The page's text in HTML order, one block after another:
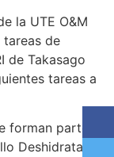
la UTE O&M
tareas de
de Takasago
tareas a
forman parte
Deshidratador,